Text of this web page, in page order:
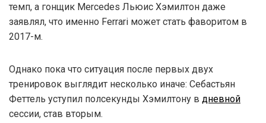
темп, а гонщик Mercedes Льюис Хэмилтон даже
заявлял, что именно Ferrari может стать фаворитом в
2017-м.
Однако пока что ситуация после первых двух
тренировок выглядит несколько иначе: Себастьян
Феттель уступил полсекунды Хэмилтону в дневной
сессии, став вторым.